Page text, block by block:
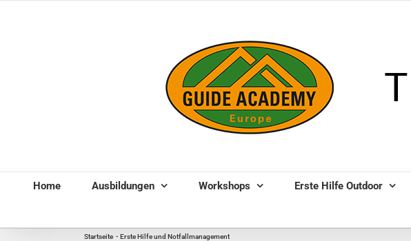
Home Ausbildungen Workshops Erste Hilfe Outdoor
Startseite Erste Hilfe und Notfallmanagement